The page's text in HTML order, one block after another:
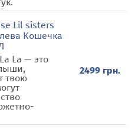
Lil sisters
Кошечка
La — это
твою
2499 грн.